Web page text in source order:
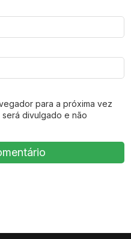
para a próxima vez
divulgado e não